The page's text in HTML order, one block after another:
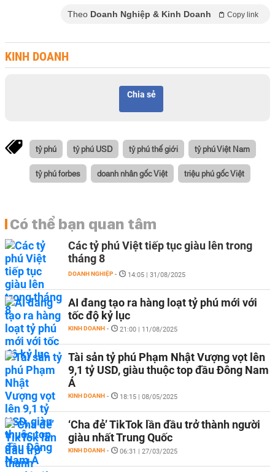
Theo Doanh Nghiệp & Kinh Doanh Copy link
KINH DOANH
Chia sẻ
tỷ phú tỷ phú USD tỷ phú thế giới tỷ phú Việt Nam
tỷ phú forbes doanh nhân gốc Việt triệu phú gốc Việt
Có thể bạn quan tâm
Các tỷ phú Việt tiếp tục giàu lên trong
tháng 8
DOANH NGHIỆP - 14:05 | 31/08/2025
AI đang tạo ra hàng loạt tỷ phú mới với
tốc độ kỷ lục
KINH DOANH - 21:00 | 11/08/2025
Tài sản tỷ phú Phạm Nhật Vượng vọt lên
9,1 tỷ USD, giàu thuộc top đầu Đông Nam
Á
KINH DOANH - 18:15 | 08/05/2025
‘Cha đẻ’ TikTok lần đầu trở thành người
giàu nhất Trung Quốc
KINH DOANH - 06:31 | 27/03/2025